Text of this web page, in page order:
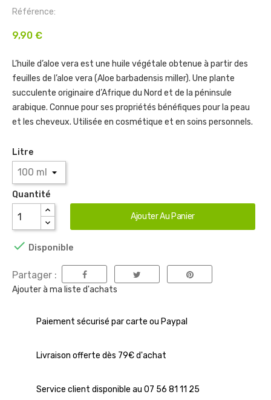
Référence:
9,90 €
L’huile d’aloe vera est une huile végétale obtenue à partir des
feuilles de l’aloe vera (Aloe barbadensis miller). Une plante
succulente originaire d’Afrique du Nord et de la péninsule
arabique. Connue pour ses propriétés bénéfiques pour la peau
et les cheveux. Utilisée en cosmétique et en soins personnels.
Litre
Quantité
Ajouter Au Panier
 Disponible
Partager :
Ajouter à ma liste d'achats
Paiement sécurisé par carte ou Paypal
Livraison offerte dès 79€ d'achat
Service client disponible au 07 56 81 11 25